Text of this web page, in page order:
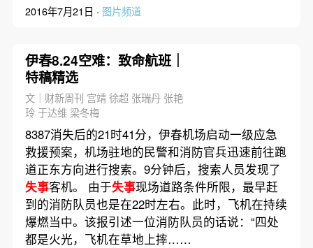
2016年7月21日 · 图片频道
伊春8.24空难：致命航班｜
特稿精选
文｜财新周刊 宫靖 徐超 张瑞丹 张艳
玲 于达维 梁冬梅
8387消失后的21时41分，伊春机场启动一级应急
救援预案，机场驻地的民警和消防官兵迅速前往跑
道正东方向进行搜索。9分钟后，搜索人员发现了
失事客机。 由于失事现场道路条件所限，最早赶
到的消防队员也是在22时左右。此时，飞机在持续
爆燃当中。该报引述一位消防队员的话说：“四处
都是火光，飞机在草地上摔……